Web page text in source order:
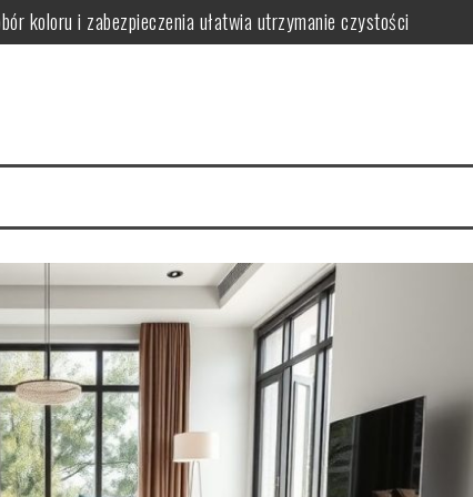
koloru i zabezpieczenia ułatwia utrzymanie czystości
funkcjonalne i stylowe rozwiązania oszczędzające miejsce
warto postawić na spójność i wygodę użytkowania
funkcjonalną i bezpieczną przestrzeń dla rozwoju i zabawy